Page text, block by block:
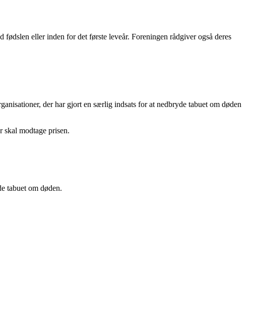
eller inden for det første leveår. Foreningen rådgiver også deres
der har gjort en særlig indsats for at nedbryde tabuet om døden
skal modtage prisen.
tabuet om døden.